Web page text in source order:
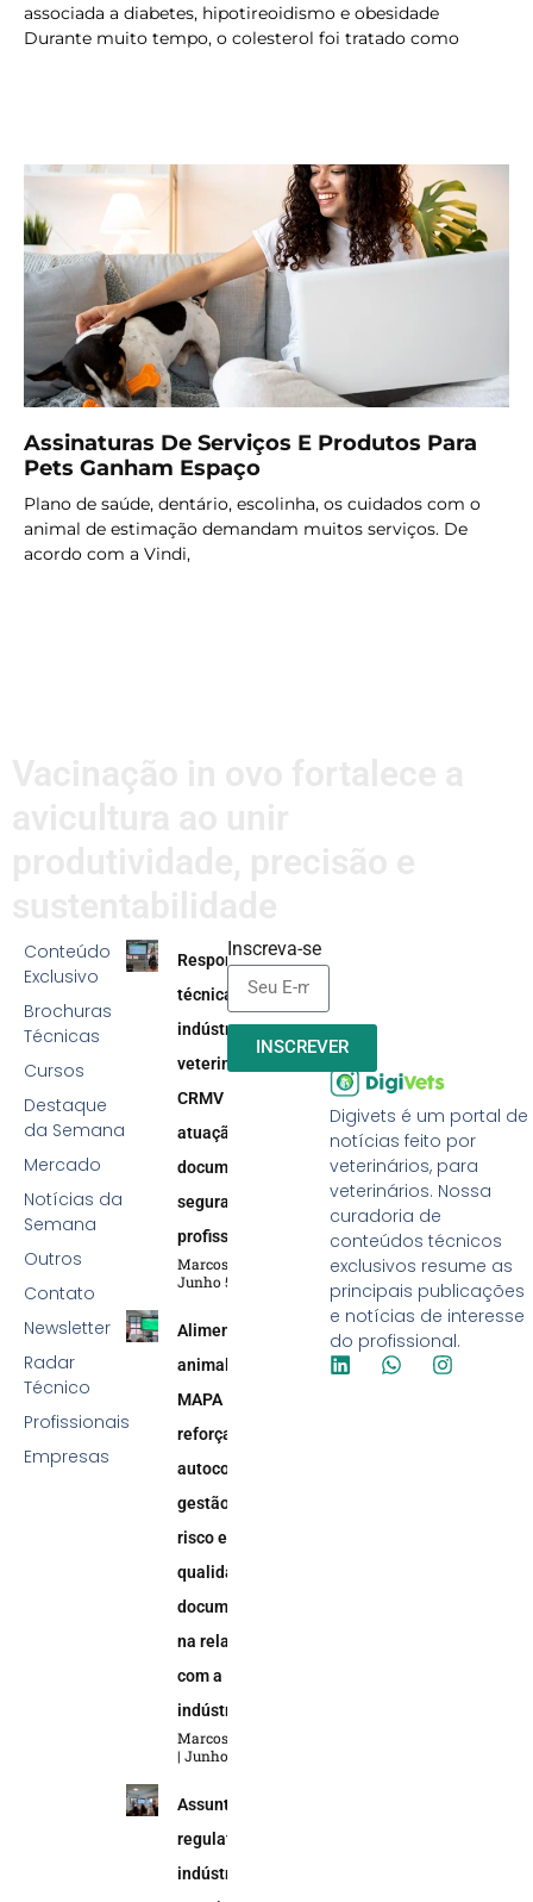
associada a diabetes, hipotireoidismo e obesidade
Durante muito tempo, o colesterol foi tratado como
Assinaturas De Serviços E Produtos Para
Pets Ganham Espaço
Plano de saúde, dentário, escolinha, os cuidados com o
animal de estimação demandam muitos serviços. De
acordo com a Vindi,
Digivets é um portal de
notícias feito por
veterinários, para
veterinários. Nossa
curadoria de
conteúdos técnicos
exclusivos resume as
principais publicações
e notícias de interesse
do profissional.
Conteúdo
Exclusivo
Brochuras
Técnicas
Cursos
Destaque
da Semana
Mercado
Notícias da
Semana
Outros
Contato
Newsletter
Radar
Técnico
Profissionais
Empresas
Responsabilidade
técnica na
indústria
veterinária:
CRMV reforça
atuação efetiva,
documentação e
segurança
profissional
Marcos Soares
Junho 5, 2026
Alimentação
animal:
MAPA
reforça
autocontrole,
gestão de
risco e
qualidade
documental
na relação
com a
indústria
Marcos Soares
Junho 5, 2026
Assuntos
regulatórios na
indústria
Inscreva-se
INSCREVER